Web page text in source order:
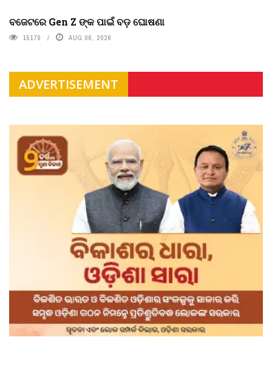
ବଜେଟରେ Gen Z ଙ୍କ ପାଇଁ ବଡ଼ ଘୋଷଣା
15170 AUG 06, 2026
ADVERTISEMENT